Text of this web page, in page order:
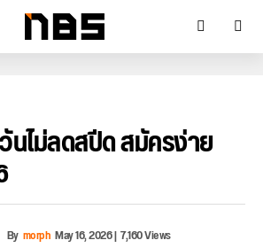
นไม่ลดสปีด สมัครง่าย
By morphMay 16, 2026|7,160 Views